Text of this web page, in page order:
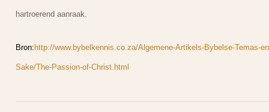
hartroerend aanraak.
Bron: http://www.bybelkennis.co.za/Algemene-Artikels-Bybelse-Temas-
Sake/The-Passion-of-Christ.html